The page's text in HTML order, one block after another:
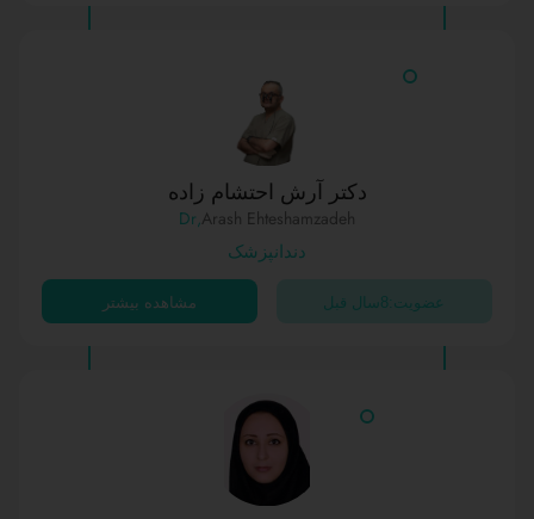
دکتر آرش احتشام زاده
Arash Ehteshamzadeh
,Dr
دندانپزشک
عضویت:8سال قبل مشاهده بیشتر